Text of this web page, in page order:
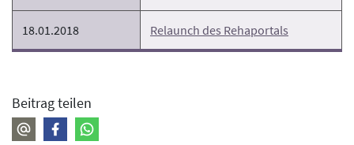
18.01.2018 Relaunch des Rehaportals
Beitrag teilen